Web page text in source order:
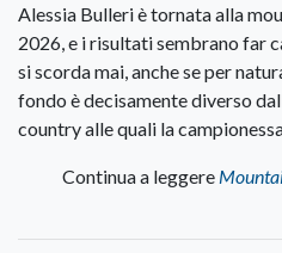
Alessia Bulleri è tornata alla
2026, e i risultati sembrano far
si scorda mai, anche se per
fondo è decisamente diverso
country alle quali la
Continua a leggere